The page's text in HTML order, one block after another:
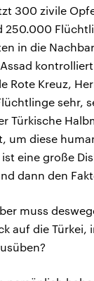
300 zivile
250.000
in die
Rote Kreuz,
sehr,
Türkische
um diese
eine große
dann den
muss
auf die Türkei,